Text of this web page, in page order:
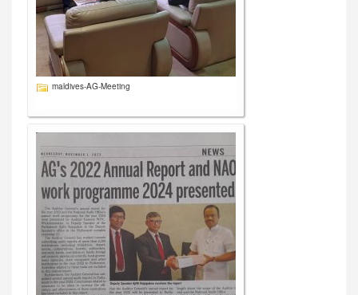
maldives-AG-Meeting